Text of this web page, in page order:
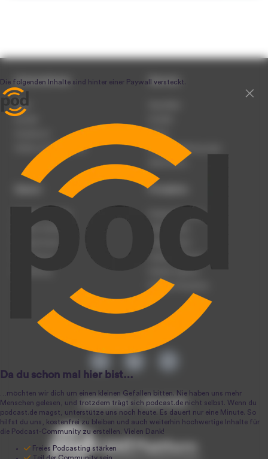
Unternehmen
Team
Werben auf podcast.de
Service
Presse
Nutzungsbedingungen
Datenschutz
Podcast anmelden
Podcast hochladen
Podcast-Events
Registrierung
Anmeldung
Produkte
Podcast-Beratung
Podcast-Jobs
Podcast-Push
Podcast-Werbung
Podcast-Agentur
Podcast-Produktion
podcast.de ~ 2004-2026